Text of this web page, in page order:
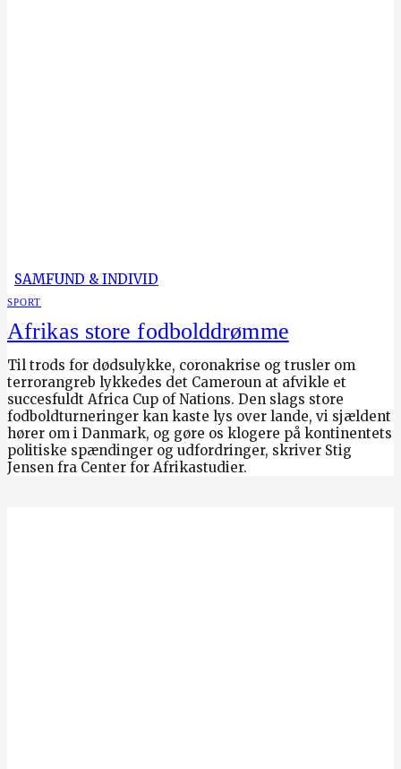
SAMFUND & INDIVID
SPORT
Afrikas store fodbolddrømme
Til trods for dødsulykke, coronakrise og trusler om
terrorangreb lykkedes det Cameroun at afvikle et
succesfuldt Africa Cup of Nations. Den slags store
fodboldturneringer kan kaste lys over lande, vi sjældent
hører om i Danmark, og gøre os klogere på kontinentets
politiske spændinger og udfordringer, skriver Stig
Jensen fra Center for Afrikastudier.